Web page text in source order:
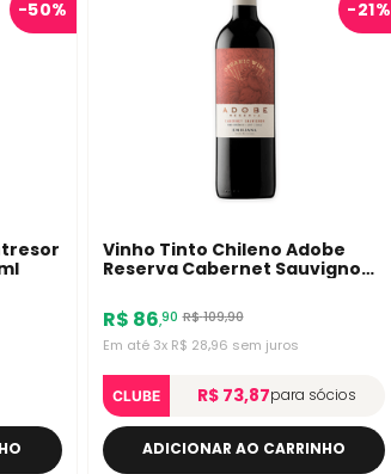
-50% -21%
Vinho Tinto Chileno Adobe
Reserva Cabernet Sauvignon
R$ 86,90 R$109,90
Em até 3x R$ 28,96 sem juros
CLUBE R$ 73,87para sócios
ADICIONAR AO CARRINHO